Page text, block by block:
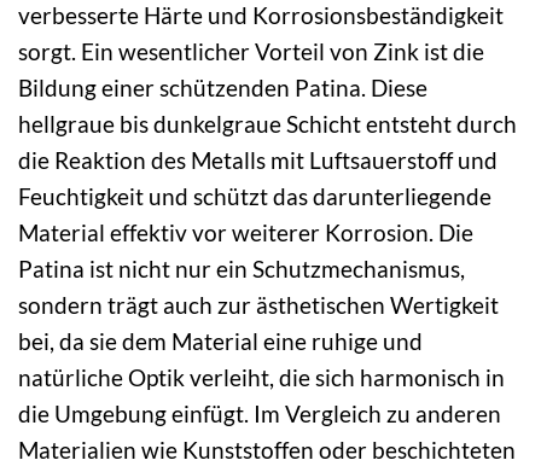
verbesserte Härte und Korrosionsbeständigkeit
sorgt. Ein wesentlicher Vorteil von Zink ist die
Bildung einer schützenden Patina. Diese
hellgraue bis dunkelgraue Schicht entsteht durch
die Reaktion des Metalls mit Luftsauerstoff und
Feuchtigkeit und schützt das darunterliegende
Material effektiv vor weiterer Korrosion. Die
Patina ist nicht nur ein Schutzmechanismus,
sondern trägt auch zur ästhetischen Wertigkeit
bei, da sie dem Material eine ruhige und
natürliche Optik verleiht, die sich harmonisch in
die Umgebung einfügt. Im Vergleich zu anderen
Materialien wie Kunststoffen oder beschichteten